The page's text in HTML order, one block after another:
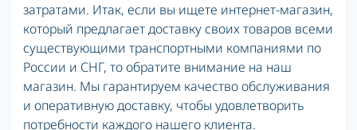
затратами. Итак, если вы ищете интернет-магазин,
который предлагает доставку своих товаров всеми
существующими транспортными компаниями по
России и СНГ, то обратите внимание на наш
магазин. Мы гарантируем качество обслуживания
и оперативную доставку, чтобы удовлетворить
потребности каждого нашего клиента.